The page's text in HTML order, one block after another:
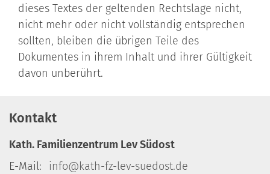
dieses Textes der geltenden Rechtslage nicht,
nicht mehr oder nicht vollständig entsprechen
sollten, bleiben die übrigen Teile des
Dokumentes in ihrem Inhalt und ihrer Gültigkeit
davon unberührt.
Kontakt
Kath. Familienzentrum Lev Südost
E-Mail:
info@kath-fz-lev-suedost.de